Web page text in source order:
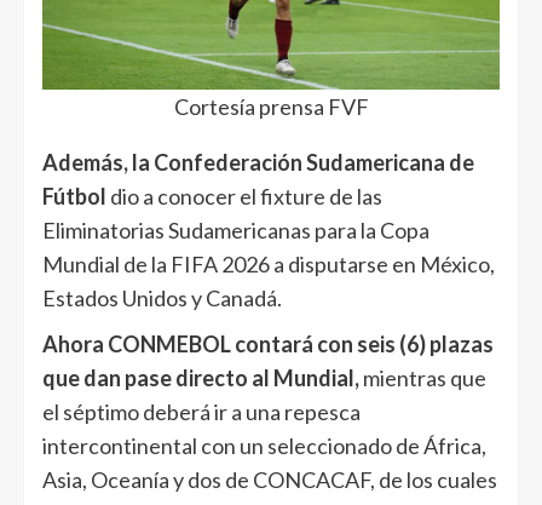
Cortesía prensa FVF
Además, la Confederación Sudamericana de
Fútbol dio a conocer el fixture de las
Eliminatorias Sudamericanas para la Copa
Mundial de la FIFA 2026 a disputarse en México,
Estados Unidos y Canadá.
Ahora CONMEBOL contará con seis (6) plazas
que dan pase directo al Mundial,mientras que
el séptimo deberá ir a una repesca
intercontinental con un seleccionado de África,
Asia, Oceanía y dos de CONCACAF, de los cuales